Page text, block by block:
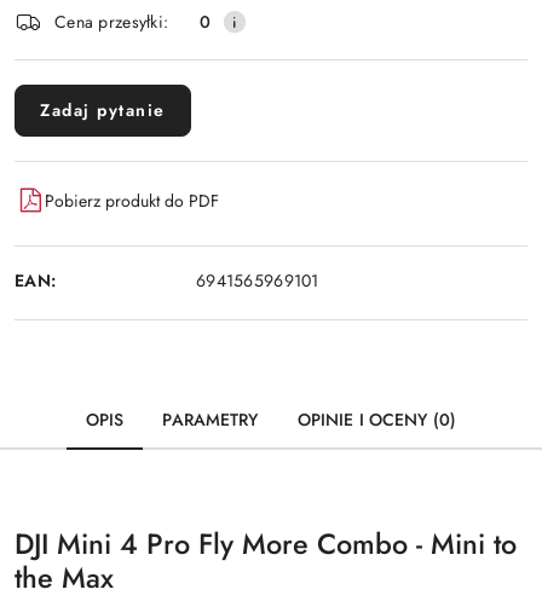
Cena przesyłki: 0
Zadaj pytanie
Pobierz produkt do PDF
EAN: 6941565969101
OPIS PARAMETRY OPINIE I OCENY (0)
DJI Mini 4 Pro Fly More Combo - Mini to
the Max